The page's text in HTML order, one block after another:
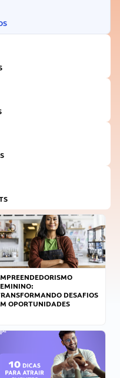
DESAFIOS
OPORTUNIDADES